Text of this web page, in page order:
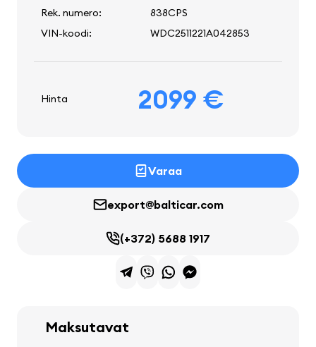
Rek. numero:
838CPS
VIN-koodi:
WDC2511221A042853
Hinta 2099 €
Varaa
export@balticar.com
(+372) 5688 1917
Maksutavat